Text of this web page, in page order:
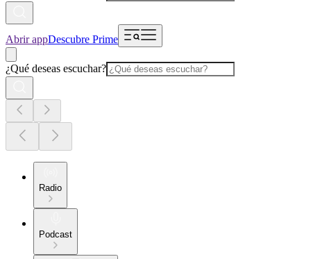
Abrir appDescubre Prime
¿Qué deseas escuchar?
Radio
Podcast